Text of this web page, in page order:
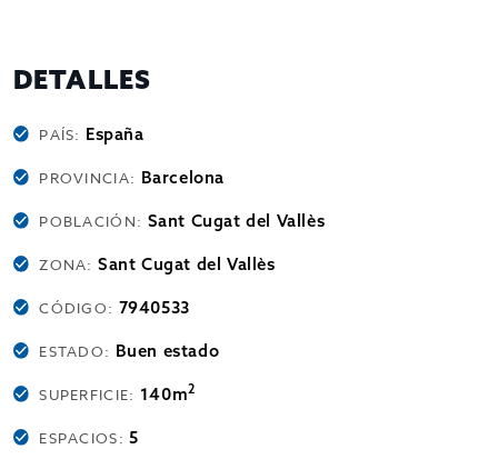
DETALLES
PAÍS: España
PROVINCIA: Barcelona
POBLACIÓN: Sant Cugat del Vallès
ZONA:Sant Cugat del Vallès
CÓDIGO: 7940533
ESTADO: Buen estado
SUPERFICIE: 140m2
ESPACIOS:5